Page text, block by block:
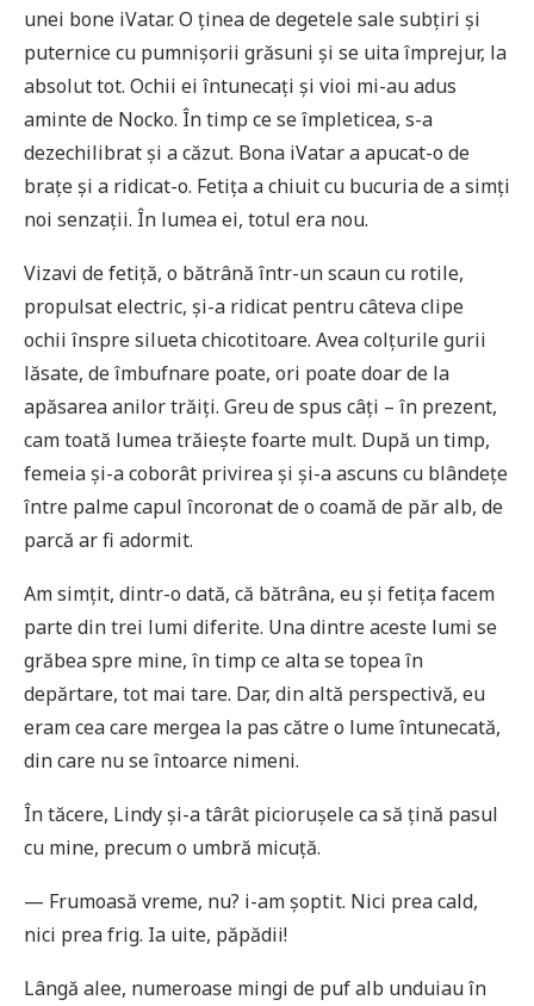
unei bone iVatar. O ținea de degetele sale subțiri și
puternice cu pumnișorii grăsuni și se uita împrejur, la
absolut tot. Ochii ei întunecați și vioi mi-au adus
aminte de Nocko. În timp ce se împleticea, s-a
dezechilibrat și a căzut. Bona iVatar a apucat-o de
brațe și a ridicat-o. Fetița a chiuit cu bucuria de a simți
noi senzații. În lumea ei, totul era nou.
Vizavi de fetiță, o bătrână într-un scaun cu rotile,
propulsat electric, și-a ridicat pentru câteva clipe
ochii înspre silueta chicotitoare. Avea colțurile gurii
lăsate, de îmbufnare poate, ori poate doar de la
apăsarea anilor trăiți. Greu de spus câți – în prezent,
cam toată lumea trăiește foarte mult. După un timp,
femeia și-a coborât privirea și și-a ascuns cu blândețe
între palme capul încoronat de o coamă de păr alb, de
parcă ar fi adormit.
Am simțit, dintr-o dată, că bătrâna, eu și fetița facem
parte din trei lumi diferite. Una dintre aceste lumi se
grăbea spre mine, în timp ce alta se topea în
depărtare, tot mai tare. Dar, din altă perspectivă, eu
eram cea care mergea la pas către o lume întunecată,
din care nu se întoarce nimeni.
În tăcere, Lindy și-a târât piciorușele ca să țină pasul
cu mine, precum o umbră micuță.
— Frumoasă vreme, nu? i-am șoptit. Nici prea cald,
nici prea frig. Ia uite, păpădii!
Lângă alee, numeroase mingi de puf alb unduiau în